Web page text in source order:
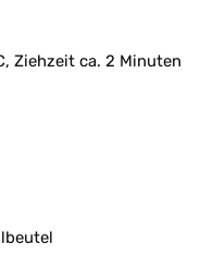
Ziehzeit ca. 2 Minuten